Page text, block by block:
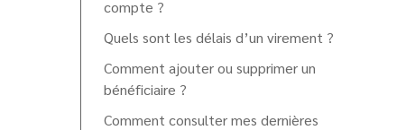
compte ?
Quels sont les délais d’un virement ?
Comment ajouter ou supprimer un
bénéficiaire ?
Comment consulter mes dernières